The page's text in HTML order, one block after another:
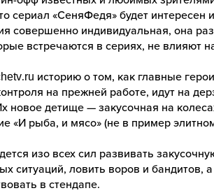
сериал «СеняФедя» будет интересен
совершенно индивидуальная, она
встречаются в сериях, не влияют
историю о том, как главные
на прежней работе, идут на
новое детище — закусочная на
«И рыба, и мясо» (не в пример
изо всех сил развивать
ситуаций, ловить воров и бандитов,
в стендапе.